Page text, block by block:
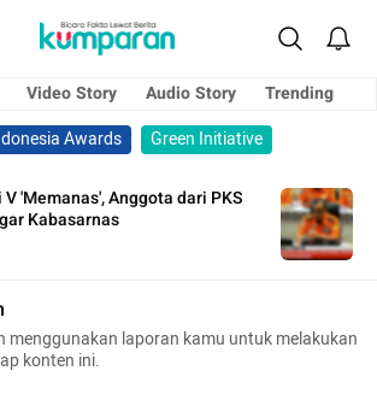
Video Story Audio Story
Trending
Awards
Green Initiative
'Memanas', Anggota dari PKS
Kabasarnas
menggunakan laporan kamu untuk melakukan
konten ini.